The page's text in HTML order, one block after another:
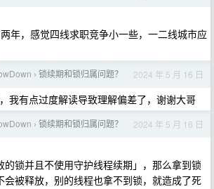
年，感觉四线求职竞争小一些，一二线城市应
› 锁续期和锁归属问题？ 2024 年 5 月 16 日
我有点过度解读导致理解偏差了，谢谢大哥
› 锁续期和锁归属问题？ 2024 年 5 月 16 日
的锁并且不使用守护线程续期」，那么拿到锁
会被释放，别的线程也拿不到锁，就造成了死